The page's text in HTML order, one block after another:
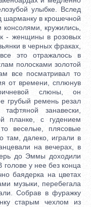
улыбке. Вслед
шарманку в крошечной
кружились,
- женщины в розовых
в черных фраках,
это отражалось в
полосками золотой
все посматривал то
от времени, сплюнув
слюны, он
грубый ремень резал
занавески,
планке, с гудением
веселые, плясовые
там, далеко, играли в
на вечерах, в
до Эммы доходили
у нее без конца
баядерка на цветах
музыки, перебегала
Собрав в фуражку
старым чехлом из